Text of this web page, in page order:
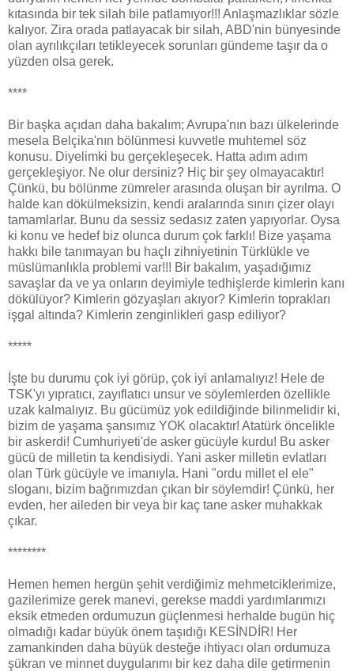
kıtasında bir tek silah bile patlamıyor!!! Anlaşmazlıklar sözle
kalıyor. Zira orada patlayacak bir silah, ABD'nin bünyesinde
olan ayrılıkçıları tetikleyecek sorunları gündeme taşır da o
yüzden olsa gerek.
****
Bir başka açıdan daha bakalım; Avrupa'nın bazı ülkelerinde
mesela Belçika'nın bölünmesi kuvvetle muhtemel söz
konusu. Diyelimki bu gerçekleşecek. Hatta adım adım
gerçekleşiyor. Ne olur dersiniz? Hiç bir şey olmayacaktır!
Çünkü, bu bölünme zümreler arasında oluşan bir ayrılma. O
halde kan dökülmeksizin, kendi aralarında sınırı çizer olayı
tamamlarlar. Bunu da sessiz sedasız zaten yapıyorlar. Oysa
ki konu ve hedef biz olunca durum çok farklı! Bize yaşama
hakkı bile tanımayan bu haçlı zihniyetinin Türklükle ve
müslümanlıkla problemi var!!! Bir bakalım, yaşadığımız
savaşlar da ve ya onların deyimiyle tedhişlerde kimlerin kanı
dökülüyor? Kimlerin gözyaşları akıyor? Kimlerin toprakları
işgal altında? Kimlerin zenginlikleri gasp ediliyor?
*****
İşte bu durumu çok iyi görüp, çok iyi anlamalıyız! Hele de
TSK'yı yıpratıcı, zayıflatıcı unsur ve söylemlerden özellikle
uzak kalmalıyız. Bu gücümüz yok edildiğinde bilinmelidir ki,
bizim de yaşama şansımız YOK olacaktır! Atatürk öncelikle
bir askerdi! Cumhuriyeti'de asker gücüyle kurdu! Bu asker
gücü de milletin ta kendisiydi. Yani asker milletin evlatları
olan Türk gücüyle ve imanıyla. Hani "ordu millet el ele"
sloganı, bizim bağrımızdan çıkan bir söylemdir! Çünkü, her
evden, her aileden bir veya bir kaç tane asker muhakkak
çıkar.
********
Hemen hemen hergün şehit verdiğimiz mehmetciklerimize,
gazilerimize gerek manevi, gerekse maddi yardımlarımızı
eksik etmeden ordumuzun güçlenmesi herhalde bugün hiç
olmadığı kadar büyük önem taşıdığı KESİNDİR! Her
zamankinden daha büyük desteğe ihtiyacı olan ordumuza
şükran ve minnet duygularımı bir kez daha dile getirmenin